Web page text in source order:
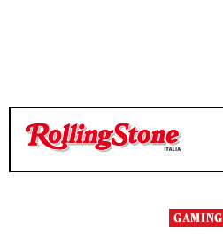
TEMPO DI LETTURA 3 MINUTI
TEMPO DI LETTURA 3 MINUTI
GAMING